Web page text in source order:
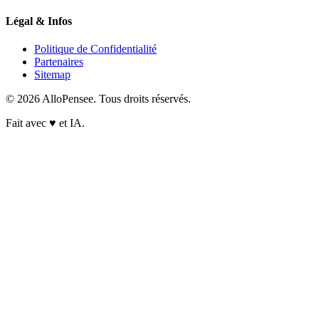
Légal & Infos
Politique de Confidentialité
Partenaires
Sitemap
© 2026 AlloPensee. Tous droits réservés.
Fait avec ♥ et IA.